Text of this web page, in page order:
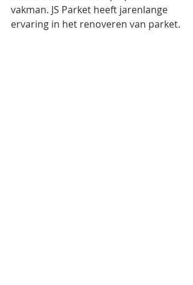
vakman. JS Parket heeft jarenlange
ervaring in het renoveren van parket.